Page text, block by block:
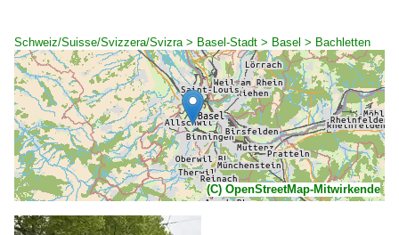
Schweiz/Suisse/Svizzera/Svizra > Basel-Stadt > Basel > Bachletten
(C) OpenStreetMap-Mitwirkende